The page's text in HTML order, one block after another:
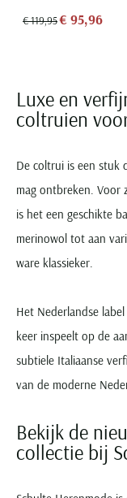
Wellington of
Alle merken
€ 119,95€ 95,96
Luxe en
coltruien
De coltrui is een stuk
mag ontbreken. Voor
is het een geschikte
merinowol tot aan
ware klassieker.
Het Nederlandse label
keer inspeelt op de
subtiele Italiaanse
van de moderne
Bekijk de
collectie bij